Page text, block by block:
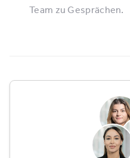
Team zu Gesprächen.